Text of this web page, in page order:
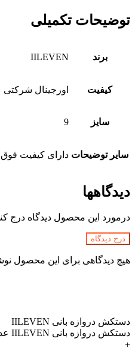
توضیحات تکمیلی
برند IILEVEN
کیفیت اورجینال شرکتی
سایز 9
سایر توضیحات دارای کیفیت فوق
دیدگاهها
درمورد این محصول دیدگاه درج
درج دیدگاه
هیچ دیدگاهی برای این محصول
دستکش دروازه بانی IILEVEN
دستکش دروازه بانی IILEVEN عدد
+